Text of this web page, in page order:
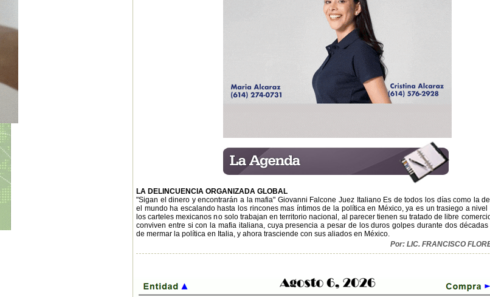
LA DELINCUENCIA ORGANIZADA GLOBAL
"Sigan el dinero y encontrarán a la mafia" Giovanni Falcone Juez Italiano Es de todos los días como la
el mundo ha escalando hasta los rincones mas íntimos de la política en México, ya es un trasiego a nivel
los carteles mexicanos no solo trabajan en territorio nacional, al parecer tienen su tratado de libre
conviven entre si con la mafia italiana, cuya presencia a pesar de los duros golpes durante dos
de mermar la política en Italia, y ahora trasciende con sus aliados en México.
Por: LIC. FRANCISCO